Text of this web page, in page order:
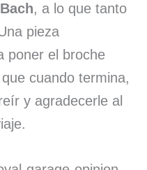
Bach, a lo que tanto
pieza
poner el broche
cuando termina,
y agradecerle al